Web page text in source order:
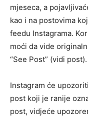
mjeseca, a
kao i na postovima
feedu Instagrama.
moći da vide
“See Post” (vidi post).
Instagram će
post koji je ranije
post, vidjeće